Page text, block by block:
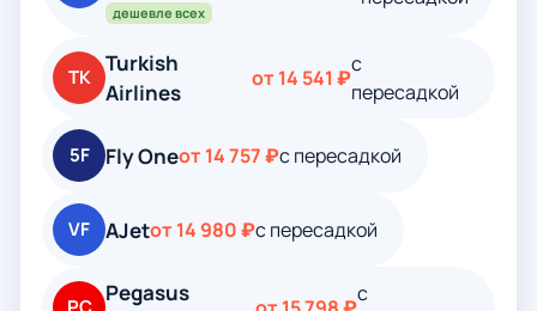
дешевле всех
TK
Turkish
Airlines
от 14 541 ₽
с
пересадкой
5F Fly Oneот 14 757 ₽с пересадкой
VF AJetот 14 980 ₽с пересадкой
Pegasus
с